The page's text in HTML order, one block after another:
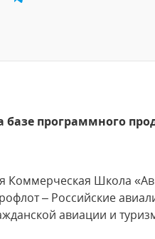
программного
Коммерческая Школа
– Российские
авиации и